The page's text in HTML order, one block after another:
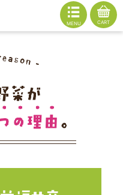
MENU CART